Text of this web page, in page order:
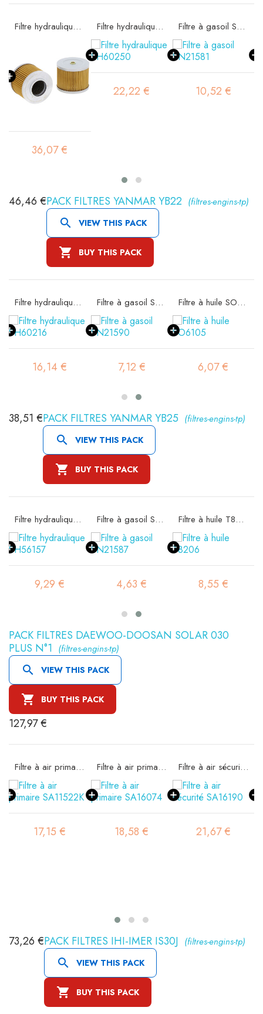
Filtre hydraulique SH60001
36,07 €
Filtre hydraulique SH60250
22,22 €
Filtre à gasoil SN21581
10,52 €
PACK FILTRES YANMAR YB22 (filtres-engins-tp)
 VIEW THIS PACK
 BUY THIS PACK
46,46 €
Filtre hydraulique SH60216
16,14 €
Filtre à gasoil SN21590
7,12 €
Filtre à huile SO6105
6,07 €
PACK FILTRES YANMAR YB25 (filtres-engins-tp)
 VIEW THIS PACK
 BUY THIS PACK
38,51 €
Filtre hydraulique SH56157
9,29 €
Filtre à gasoil SN21587
4,63 €
Filtre à huile T8206
8,55 €
PACK FILTRES DAEWOO-DOOSAN SOLAR 030
PLUS N°1 (filtres-engins-tp)
 VIEW THIS PACK
 BUY THIS PACK
127,97 €
Filtre à air primaire SA11522K
17,15 €
Filtre à air primaire SA16074
18,58 €
Filtre à air sécurité SA16190
21,67 €
PACK FILTRES IHI-IMER IS30J (filtres-engins-tp)
 VIEW THIS PACK
 BUY THIS PACK
73,26 €